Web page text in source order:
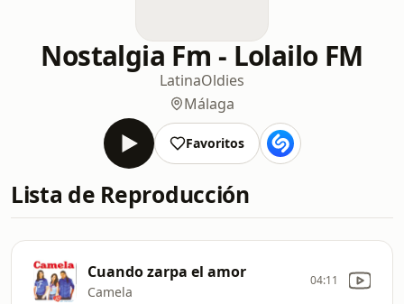
Nostalgia Fm - Lolailo FM
LatinaOldies
Málaga
Favoritos
Lista de Reproducción
Cuando zarpa el amor
Camela
04:11